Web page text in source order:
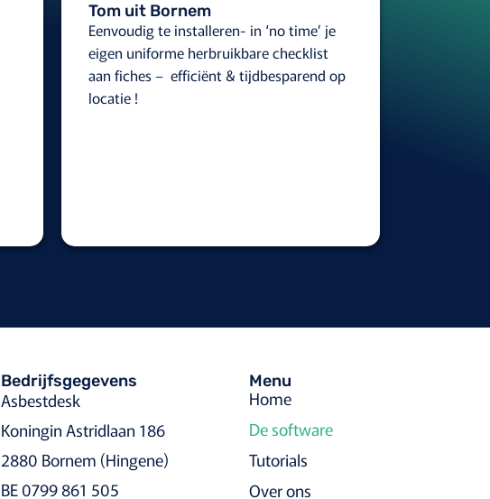
Tom uit Bornem
Eenvoudig te installeren- in ‘no time’ je
eigen uniforme herbruikbare checklist
aan fiches – efficiënt & tijdbesparend op
locatie !
Bedrijfsgegevens
Asbestdesk
Koningin Astridlaan 186
2880 Bornem (Hingene)
BE 0799 861 505
Menu
Home
De software
Tutorials
Over ons